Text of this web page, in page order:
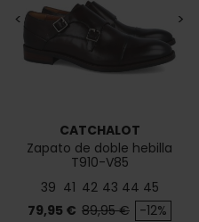
< >
CATCHALOT
Zapato de doble hebilla
T910-V85
39 41 42 43 44 45
Precio
79,95 € Precio base
89,95 € -12%